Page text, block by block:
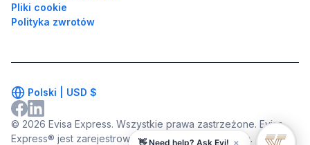
Pliki cookie
Polityka zwrotów
© 2026 Evisa Express. Wszystkie prawa zastrzeżone. Evisa
Express® jest zarejestrowanym znakiem towarowym.
Polski | USD $
👋 Need help? Ask Evi! ×